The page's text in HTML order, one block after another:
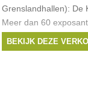
Grenslandhallen): De
Meer dan 60
z'n 4.500m2 hun
Outletprijzen. De
BEKIJK DEZE